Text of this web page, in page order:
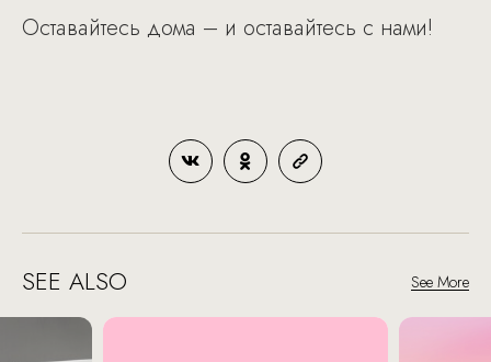
Оставайтесь дома – и оставайтесь с нами!
SEE ALSO See More